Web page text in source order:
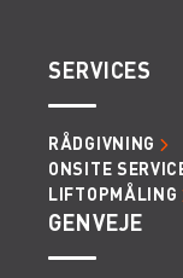
SERVICES
RÅDGIVNING
ONSITE
LIFTOPMÅLING
GENVEJE